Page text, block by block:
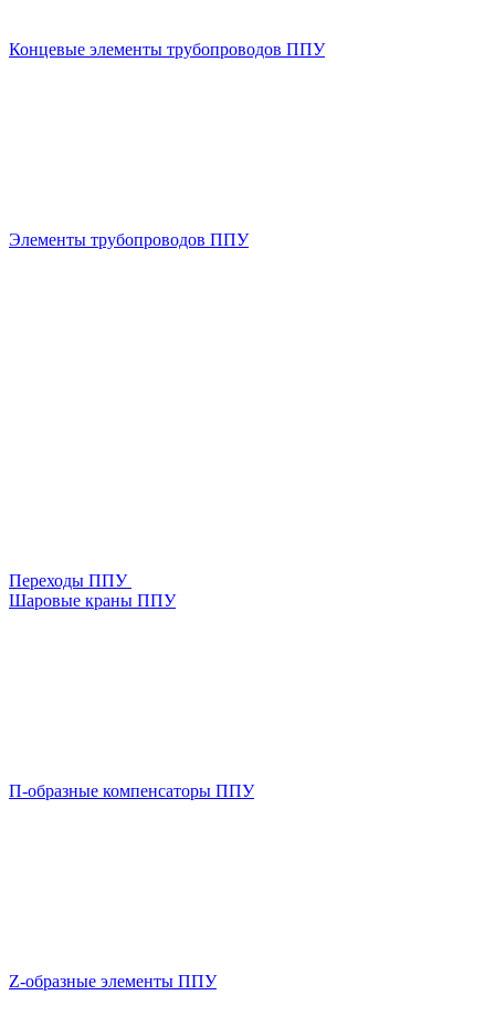
Концевые элементы трубопроводов ППУ
Элементы трубопроводов ППУ
Переходы ППУ
Шаровые краны ППУ
П-образные компенсаторы ППУ
Z-образные элементы ППУ